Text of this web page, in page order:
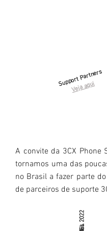
Support Partners
Veja aqui
A convite da 3CX Phone
tornamos uma das
no Brasil a fazer parte
de parceiros de suporte